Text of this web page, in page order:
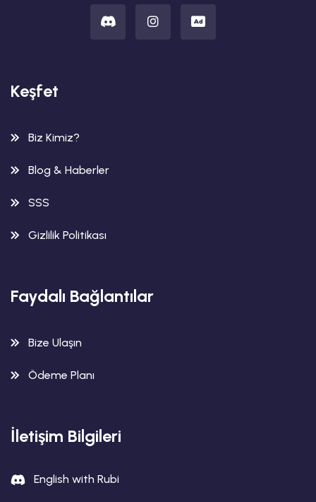
Keşfet
Biz Kimiz?
Blog & Haberler
SSS
Gizlilik Politikası
Faydalı Bağlantılar
Bize Ulaşın
Ödeme Planı
İletişim Bilgileri
English with Rubi